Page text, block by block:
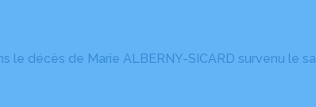
le décès de Marie ALBERNY-SICARD survenu le